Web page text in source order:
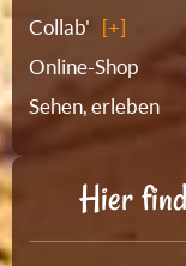
Collab'
Online-Shop
Sehen, erleben
Hier